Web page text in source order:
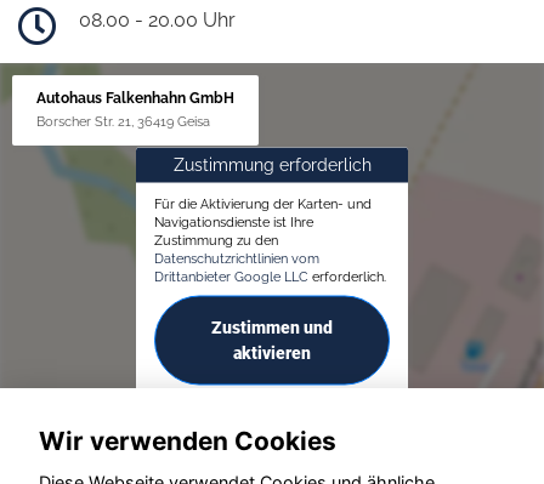
08.00 - 20.00 Uhr
Autohaus Falkenhahn GmbH
Borscher Str. 21, 36419 Geisa
Zustimmung erforderlich
Für die Aktivierung der Karten- und
Navigationsdienste ist Ihre
Zustimmung zu den
Datenschutzrichtlinien vom
Drittanbieter Google LLC erforderlich.
Zustimmen und
aktivieren
Wir verwenden Cookies